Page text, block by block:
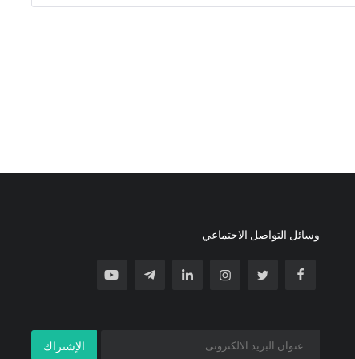
وسائل التواصل الاجتماعي
الإشتراك